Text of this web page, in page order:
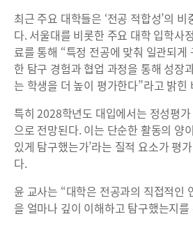
최근 주요 대학들은 ‘전공 적합성’의
다. 서울대를 비롯한 주요 대학 입학사
료를 통해 “특정 전공에 맞춰 일관되게
한 탐구 경험과 협업 과정을 통해 성장
는 학생을 더 높이 평가한다”라고 밝힌
특히 2028학년도 대입에서는 정성평
으로 전망된다. 이는 단순한 활동의 양
있게 탐구했는가’라는 질적 요소가 평
다.
윤 교사는 “대학은 전공과의 직접적인
을 얼마나 깊이 이해하고 탐구했는지